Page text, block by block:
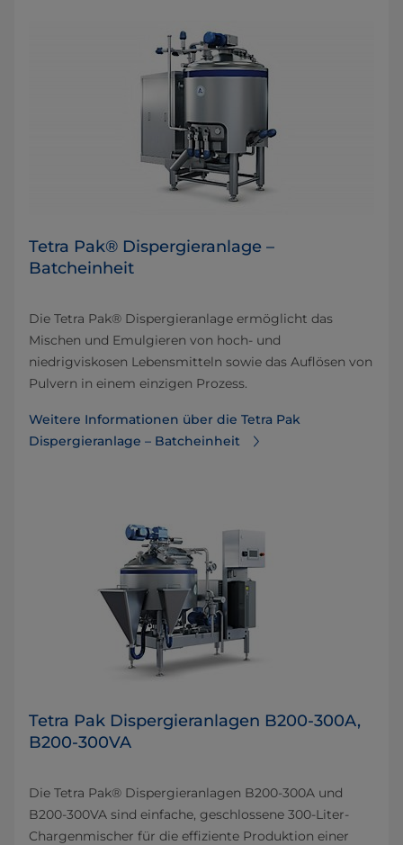
Tetra Pak® Dispergieranlage –
Batcheinheit
Die Tetra Pak® Dispergieranlage ermöglicht das
Mischen und Emulgieren von hoch- und
niedrigviskosen Lebensmitteln sowie das Auflösen von
Pulvern in einem einzigen Prozess.
Weitere Informationen über die Tetra Pak
Dispergieranlage – Batcheinheit
Tetra Pak Dispergieranlagen B200-300A,
B200-300VA
Die Tetra Pak® Dispergieranlagen B200-300A und
B200-300VA sind einfache, geschlossene 300-Liter-
Chargenmischer für die effiziente Produktion einer